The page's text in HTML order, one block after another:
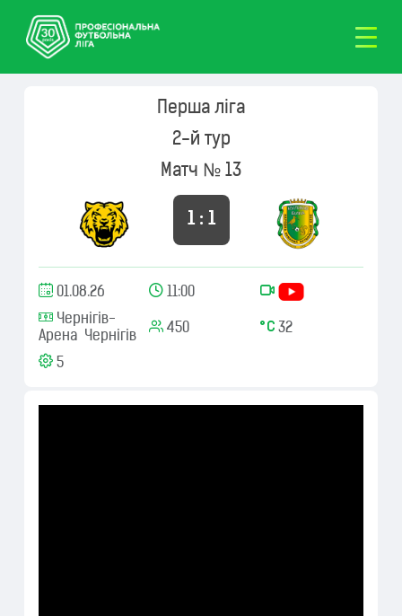
Перша ліга
2-й тур
Матч № 13
1 : 1
01.08.26
11:00
Чернігів-
Арена Чернігів
450 32
5